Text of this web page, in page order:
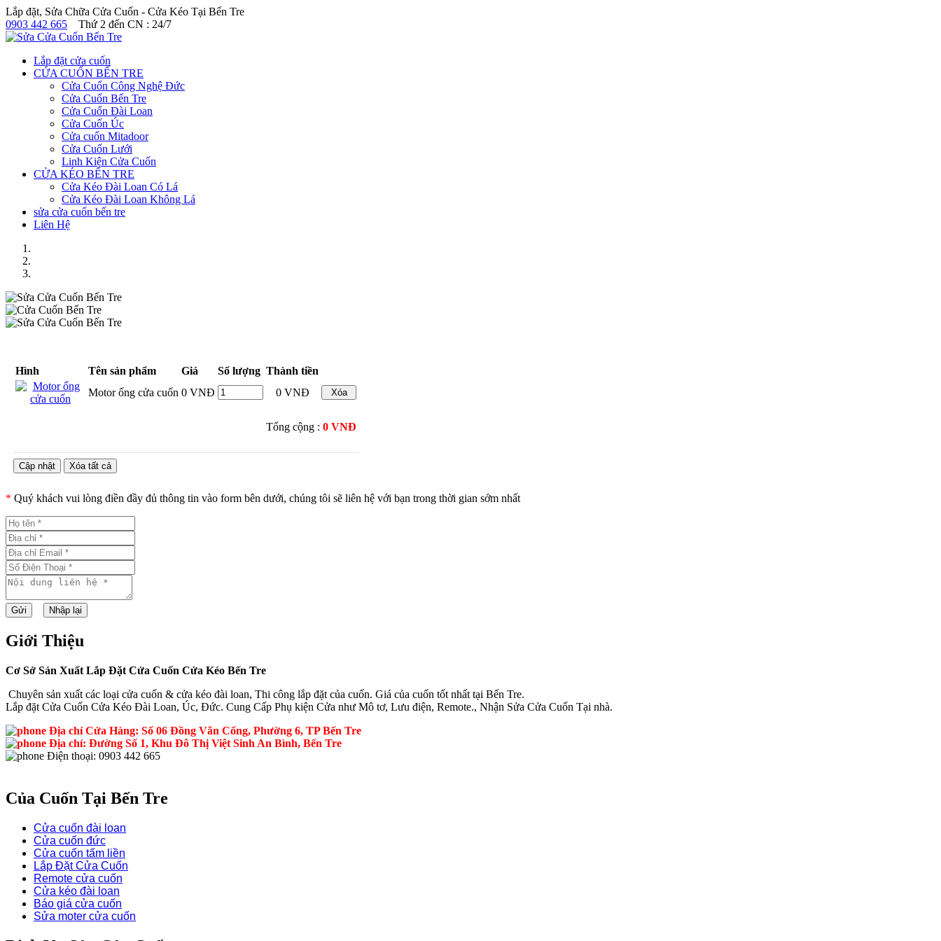
Lắp đặt, Sửa Chữa Cửa Cuốn - Cửa Kéo Tại Bến Tre
0903 442 665
Thứ 2 đến CN : 24/7
Lắp đặt cửa cuốn
CỬA CUỐN BẾN TRE
Cửa Cuốn Công Nghệ Đức
Cửa Cuốn Bến Tre
Cửa Cuốn Đài Loan
Cửa Cuốn Úc
Cửa cuốn Mitadoor
Cửa Cuốn Lưới
Linh Kiện Cửa Cuốn
CỬA KÉO BẾN TRE
Cửa Kéo Đài Loan Có Lá
Cửa Kéo Đài Loan Không Lá
sửa cửa cuốn bến tre
Liên Hệ
Hình Tên sản phẩm Giá Số lượng Thành tiền
Motor ống cửa cuốn 0 VNĐ 0 VNĐ
Tổng cộng : 0 VNĐ
* Quý khách vui lòng điền đầy đủ thông tin vào form bên dưới, chúng tôi sẽ liên hệ với bạn trong thời gian sớm nhất
Giới Thiệu
Cơ Sở Sản Xuất Lắp Đặt Cửa Cuốn Cửa Kéo Bến Tre
Chuyên sản xuất các loại cửa cuốn & cửa kéo đài loan, Thi công lắp đặt của cuốn. Giá của cuốn tốt nhất tại Bến Tre.
Lắp đặt Cửa Cuốn Cửa Kéo Đài Loan, Úc, Đức. Cung Cấp Phụ kiện Cửa như Mô tơ, Lưu điện, Remote., Nhận Sửa Cửa Cuốn Tại nhà.
Địa chỉ Cửa Hàng: Số 06 Đồng Văn Cống, Phường 6, TP Bến Tre
Địa chỉ: Đường Số 1, Khu Đô Thị Việt Sinh An Bình, Bến Tre
Điện thoại: 0903 442 665
Của Cuốn Tại Bến Tre
Cửa cuốn đài loan
Cửa cuốn đức
Cửa cuốn tấm liền
Lắp Đặt Cửa Cuốn
Remote cửa cuốn
Cửa kéo đài loan
Báo giá cửa cuốn
Sửa moter cửa cuốn